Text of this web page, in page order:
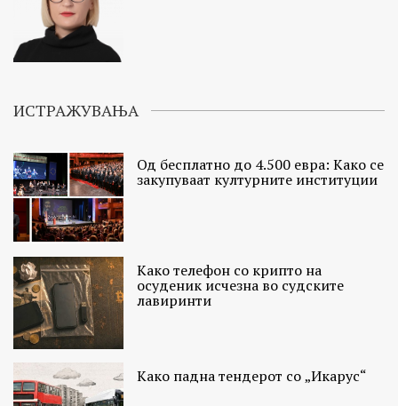
ИСТРАЖУВАЊА
Од бесплатно до 4.500 евра: Како се
закупуваат културните институции
Како телефон со крипто на
осуденик исчезна во судските
лавиринти
Како падна тендерот со „Икарус“